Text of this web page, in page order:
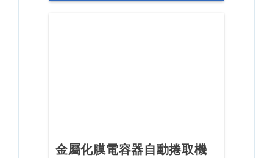
金屬化膜電容器自動捲取機